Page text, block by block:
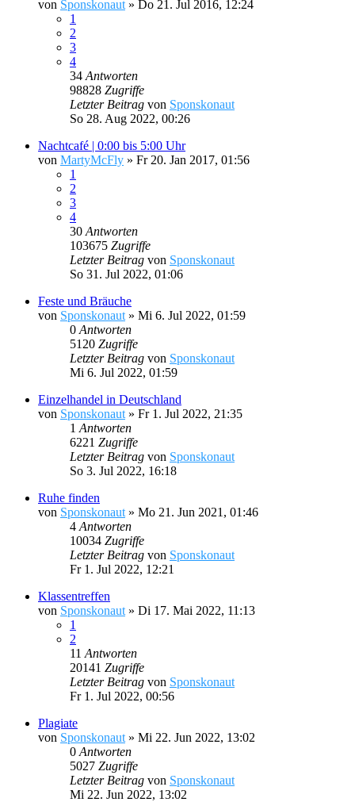
von Sponskonaut » Do 21. Jul 2016, 12:24
1
2
3
4
34 Antworten
98828 Zugriffe
Letzter Beitrag von Sponskonaut
So 28. Aug 2022, 00:26
Nachtcafé | 0:00 bis 5:00 Uhr
von MartyMcFly » Fr 20. Jan 2017, 01:56
1
2
3
4
30 Antworten
103675 Zugriffe
Letzter Beitrag von Sponskonaut
So 31. Jul 2022, 01:06
Feste und Bräuche
von Sponskonaut » Mi 6. Jul 2022, 01:59
0 Antworten
5120 Zugriffe
Letzter Beitrag von Sponskonaut
Mi 6. Jul 2022, 01:59
Einzelhandel in Deutschland
von Sponskonaut » Fr 1. Jul 2022, 21:35
1 Antworten
6221 Zugriffe
Letzter Beitrag von Sponskonaut
So 3. Jul 2022, 16:18
Ruhe finden
von Sponskonaut » Mo 21. Jun 2021, 01:46
4 Antworten
10034 Zugriffe
Letzter Beitrag von Sponskonaut
Fr 1. Jul 2022, 12:21
Klassentreffen
von Sponskonaut » Di 17. Mai 2022, 11:13
1
2
11 Antworten
20141 Zugriffe
Letzter Beitrag von Sponskonaut
Fr 1. Jul 2022, 00:56
Plagiate
von Sponskonaut » Mi 22. Jun 2022, 13:02
0 Antworten
5027 Zugriffe
Letzter Beitrag von Sponskonaut
Mi 22. Jun 2022, 13:02